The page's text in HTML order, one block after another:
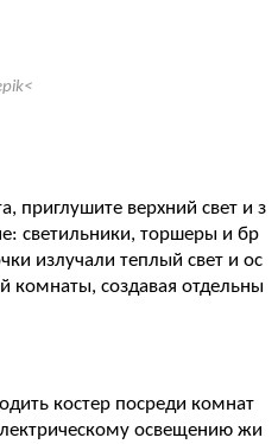
приглушите верхний свет и з
светильники, торшеры и бр
излучали теплый свет и ос
комнаты, создавая отдельны
костер посреди комнат
освещению жи